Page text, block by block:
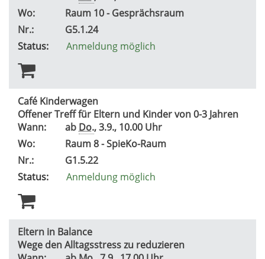
Wo:
Raum 10 - Gesprächsraum
Nr.:
G5.1.24
Status:
Anmeldung möglich
Café Kinderwagen
Offener Treff für Eltern und Kinder von 0-3 Jahren
Wann:
ab Do., 3.9., 10.00 Uhr
Wo:
Raum 8 - SpieKo-Raum
Nr.:
G1.5.22
Status:
Anmeldung möglich
Eltern in Balance
Wege den Alltagsstress zu reduzieren